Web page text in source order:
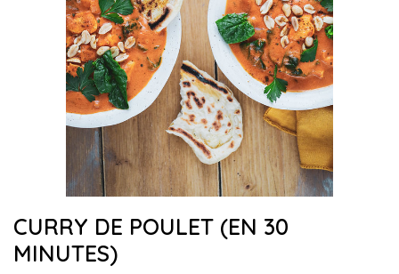
CURRY DE POULET (EN 30
MINUTES)